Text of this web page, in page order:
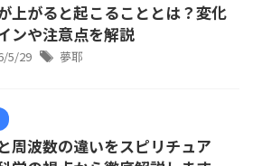
上がると起こることとは？変化
ンや注意点を解説
5/29 夢耶
周波数の違いをスピリチュア